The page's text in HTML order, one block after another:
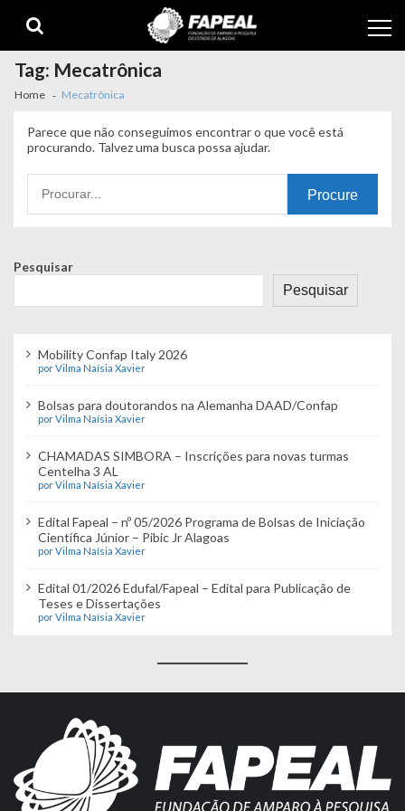
navigation
content
Tag: Mecatrônica
Home Mecatrônica
Parece que não conseguimos encontrar o que você está
procurando. Talvez uma busca possa ajudar.
por:
Pesquisar
Pesquisar
Mobility Confap Italy 2026
por Vilma Naísia Xavier
Bolsas para doutorandos na Alemanha DAAD/Confap
por Vilma Naísia Xavier
CHAMADAS SIMBORA – Inscrições para novas turmas
Centelha 3 AL
por Vilma Naísia Xavier
Edital Fapeal – nº 05/2026 Programa de Bolsas de Iniciação
Científica Júnior – Pibic Jr Alagoas
por Vilma Naísia Xavier
Edital 01/2026 Edufal/Fapeal – Edital para Publicação de
Teses e Dissertações
por Vilma Naísia Xavier